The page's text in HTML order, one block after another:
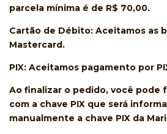
parcela mínima é de R$ 70,00.
Cartão de Débito: Aceitamos as
Mastercard.
PIX: Aceitamos pagamento por
Ao finalizar o pedido, você pode
com a chave PIX que será
manualmente a chave PIX da